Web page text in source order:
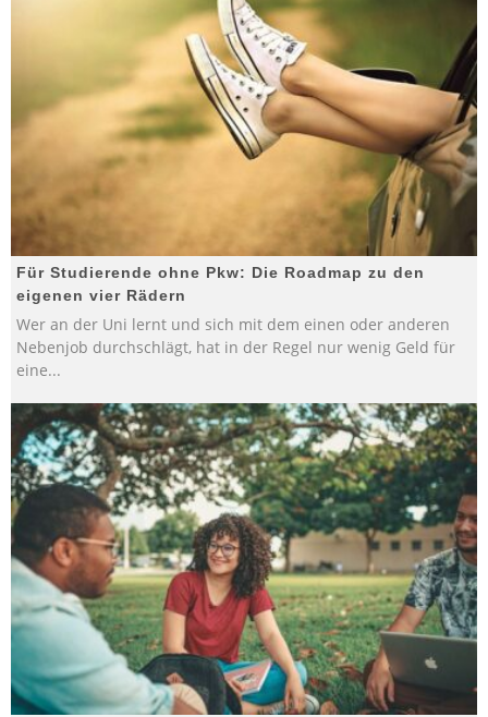
Für Studierende ohne Pkw: Die Roadmap zu den
eigenen vier Rädern
Wer an der Uni lernt und sich mit dem einen oder anderen
Nebenjob durchschlägt, hat in der Regel nur wenig Geld für
eine...